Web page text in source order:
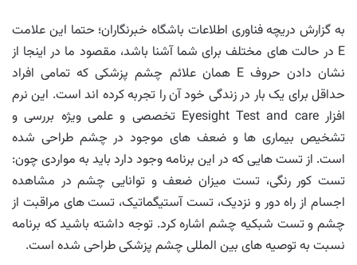
به گزارش دریچه فناوری اطلاعات باشگاه خبرنگاران؛ حتما این علامت
E در حالت های مختلف برای شما آشنا باشد، مقصود ما در اینجا از
نشان دادن حروف E همان علائم چشم پزشکی که تمامی افراد
حداقل برای یک بار در زندگی خود آن را تجربه کرده اند است. این نرم
افزار Eyesight Test and care تخصصی و علمی ویژه بررسی و
تشخیص بیماری ها و ضعف های موجود در چشم طراحی شده
است. از تست هایی که در این برنامه وجود دارد باید به مواردی چون:
تست کور رنگی، تست میزان ضعف و توانایی چشم در مشاهده
اجسام از راه دور و نزدیک، تست آستیگماتیک، تست های مراقبت از
چشم و تست شبکیه چشم اشاره کرد. توجه داشته باشید که برنامه
نسبت به توصیه های بین المللی چشم پزشکی طراحی شده است.